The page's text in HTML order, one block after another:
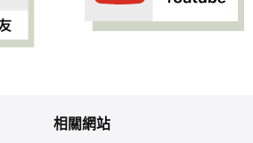
相關網站